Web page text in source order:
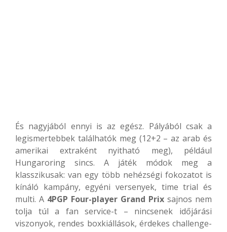
És nagyjából ennyi is az egész. Pályából csak a
legismertebbek találhatók meg (12+2 – az arab és
amerikai extraként nyitható meg), például
Hungaroring sincs. A játék módok meg a
klasszikusak: van egy több nehézségi fokozatot is
kínáló kampány, egyéni versenyek, time trial és
multi. A 4PGP Four-player Grand Prix sajnos nem
tolja túl a fan service-t – nincsenek időjárási
viszonyok, rendes boxkiállások, érdekes challenge-